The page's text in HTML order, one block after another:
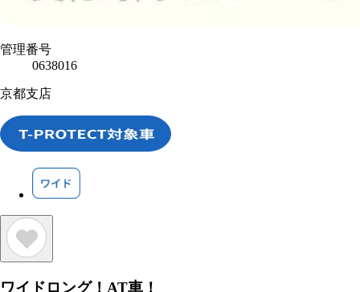
管理番号
0638016
京都支店
ワイドロング！AT車！